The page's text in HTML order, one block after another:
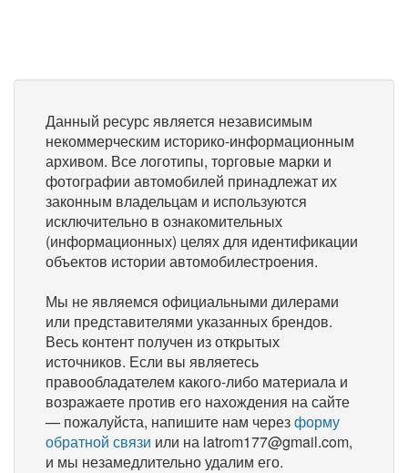
Данный ресурс является независимым
некоммерческим историко-информационным
архивом. Все логотипы, торговые марки и
фотографии автомобилей принадлежат их
законным владельцам и используются
исключительно в ознакомительных
(информационных) целях для идентификации
объектов истории автомобилестроения.
Мы не являемся официальными дилерами
или представителями указанных брендов.
Весь контент получен из открытых
источников. Если вы являетесь
правообладателем какого-либо материала и
возражаете против его нахождения на сайте
— пожалуйста, напишите нам черезформу
обратной связи или на latrom177@gmail.com,
и мы незамедлительно удалим его.